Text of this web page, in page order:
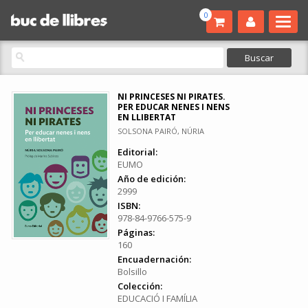
0
NI PRINCESES NI PIRATES.
PER EDUCAR NENES I NENS
EN LLIBERTAT
SOLSONA PAIRÓ, NÚRIA
Editorial:
EUMO
Año de edición:
2999
ISBN:
978-84-9766-575-9
Páginas:
160
Encuadernación:
Bolsillo
Colección:
EDUCACIÓ I FAMÍLIA